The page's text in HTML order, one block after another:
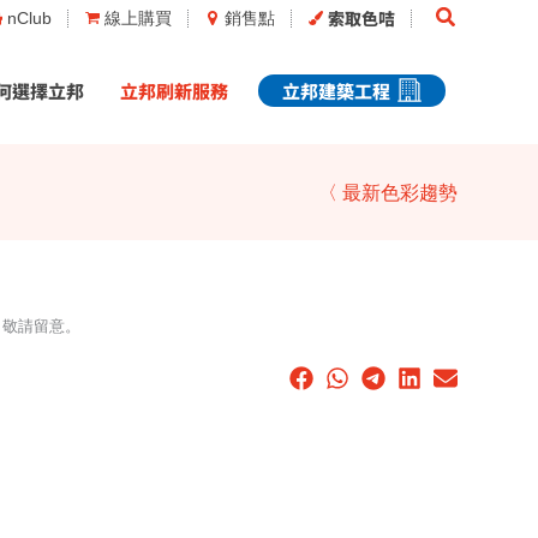
nClub 線上購買 銷售點 索取色咭 Search
選擇立邦 立邦刷新服務 立邦建築工程
〈 最新色彩趨勢
請留意。